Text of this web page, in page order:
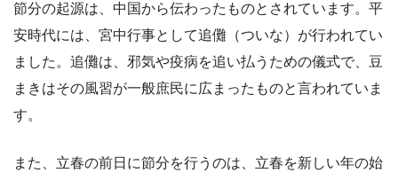
節分の起源は、中国から伝わったものとされています。平
安時代には、宮中行事として追儺（ついな）が行われてい
ました。追儺は、邪気や疫病を追い払うための儀式で、豆
まきはその風習が一般庶民に広まったものと言われていま
す。
また、立春の前日に節分を行うのは、立春を新しい年の始